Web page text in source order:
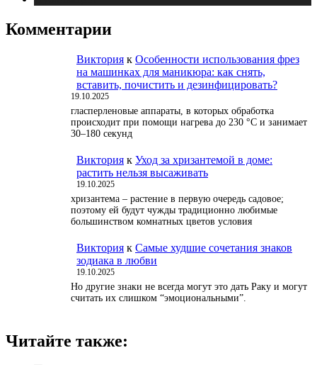
Комментарии
Виктория к Особенности использования фрез
на машинках для маникюра: как снять,
вставить, почистить и дезинфицировать?
19.10.2025
гласперленовые аппараты, в которых обработка
происходит при помощи нагрева до 230 °С и занимает
30–180 секунд
Виктория к Уход за хризантемой в доме:
растить нельзя высаживать
19.10.2025
хризантема – растение в первую очередь садовое;
поэтому ей будут чужды традиционно любимые
большинством комнатных цветов условия
Виктория к Самые худшие сочетания знаков
зодиака в любви
19.10.2025
Но другие знаки не всегда могут это дать Раку и могут
считать их слишком “эмоциональными”.
Читайте также: